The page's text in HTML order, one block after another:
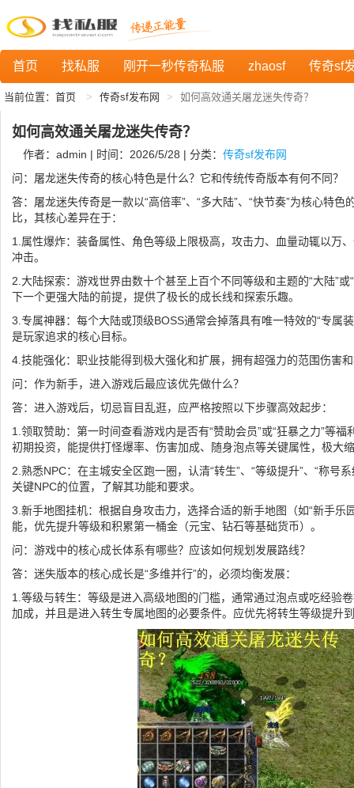
首页 找私服 刚开一秒传奇私服 zhaosf 传奇sf
当前位置： 首页 传奇sf发布网 如何高效通关屠龙迷失传奇？
如何高效通关屠龙迷失传奇？
作者：admin | 时间：2026/5/28 | 分类： 传奇sf发布网
问：屠龙迷失传奇的核心特色是什么？它和传统传奇版本有何不同？
答：屠龙迷失传奇是一款以“高倍率”、“多大陆”、“快节奏”为核心特
比，其核心差异在于：
1.属性爆炸：装备属性、角色等级上限极高，攻击力、血量动辄以万
冲击。
2.大陆探索：游戏世界由数十个甚至上百个不同等级和主题的“大陆”
下一个更强大陆的前提，提供了极长的成长线和探索乐趣。
3.专属神器：每个大陆或顶级BOSS通常会掉落具有唯一特效的“专属
是玩家追求的核心目标。
4.技能强化：职业技能得到极大强化和扩展，拥有超强力的范围伤害
问：作为新手，进入游戏后最应该优先做什么？
答：进入游戏后，切忌盲目乱逛，应严格按照以下步骤高效起步：
1.领取赞助：第一时间查看游戏内是否有“赞助会员”或“狂暴之力”等
初期投资，能提供打怪爆率、伤害加成、随身泡点等关键属性，极大
2.熟悉NPC：在主城安全区跑一圈，认清“转生”、“等级提升”、“称号系
关键NPC的位置，了解其功能和要求。
3.新手地图挂机：根据自身攻击力，选择合适的新手地图（如“新手乐
能，优先提升等级和积累第一桶金（元宝、钻石等基础货币）。
问：游戏中的核心成长体系有哪些？应该如何规划发展路线？
答：迷失版本的核心成长是“多维并行”的，必须均衡发展：
1.等级与转生：等级是进入高级地图的门槛，通常通过泡点或吃经验
加成，并且是进入转生专属地图的必要条件。应优先将转生等级提升